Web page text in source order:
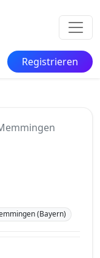
Registrieren
(Bayern)